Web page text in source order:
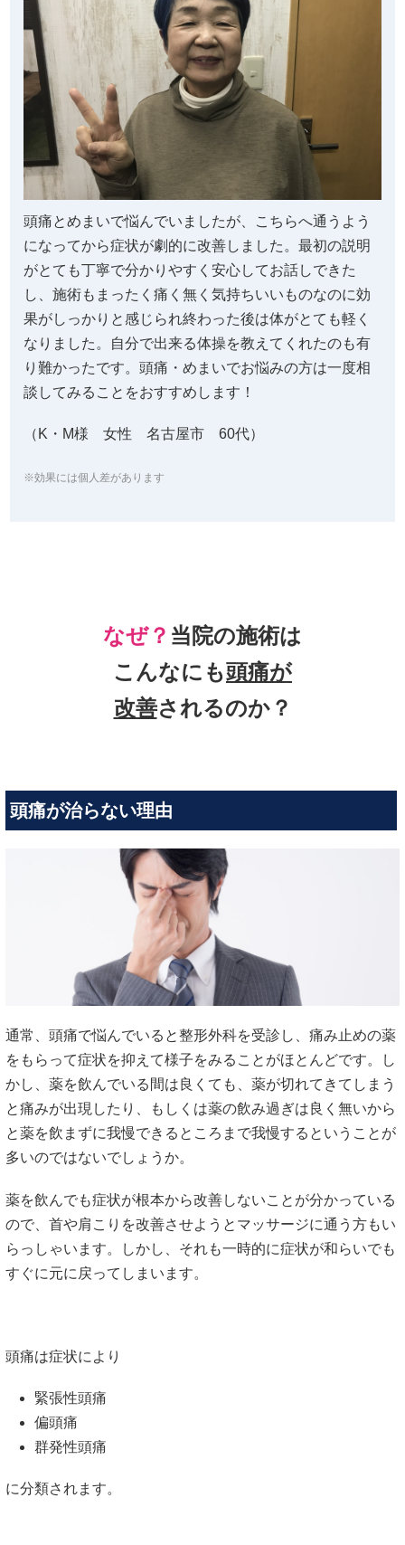
頭痛とめまいで悩んでいましたが、こちらへ通うよう
になってから症状が劇的に改善しました。最初の説明
がとても丁寧で分かりやすく安心してお話しできた
し、施術もまったく痛く無く気持ちいいものなのに効
果がしっかりと感じられ終わった後は体がとても軽く
なりました。自分で出来る体操を教えてくれたのも有
り難かったです。頭痛・めまいでお悩みの方は一度相
談してみることをおすすめします！
（K・M様 女性 名古屋市 60代）
※効果には個人差があります
なぜ？ 当院の施術は
こんなにも頭痛が
改善されるのか？
頭痛が治らない理由
通常、頭痛で悩んでいると整形外科を受診し、痛み止めの薬
をもらって症状を抑えて様子をみることがほとんどです。し
かし、薬を飲んでいる間は良くても、薬が切れてきてしまう
と痛みが出現したり、もしくは薬の飲み過ぎは良く無いから
と薬を飲まずに我慢できるところまで我慢するということが
多いのではないでしょうか。
薬を飲んでも症状が根本から改善しないことが分かっている
ので、首や肩こりを改善させようとマッサージに通う方もい
らっしゃいます。しかし、それも一時的に症状が和らいでも
すぐに元に戻ってしまいます。
頭痛は症状により
緊張性頭痛
偏頭痛
群発性頭痛
に分類されます。